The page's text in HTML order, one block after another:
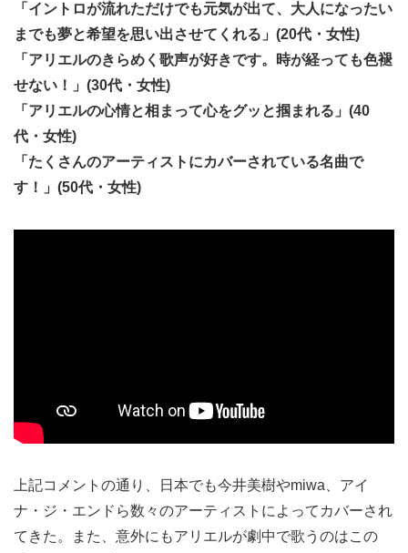
「イントロが流れただけでも元気が出て、大人になったい
までも夢と希望を思い出させてくれる」(20代・女性)
「アリエルのきらめく歌声が好きです。時が経っても色褪
せない！」(30代・女性)
「アリエルの心情と相まって心をグッと掴まれる」(40
代・女性)
「たくさんのアーティストにカバーされている名曲で
す！」(50代・女性)
上記コメントの通り、日本でも今井美樹やmiwa、アイ
ナ・ジ・エンドら数々のアーティストによってカバーされ
てきた。また、意外にもアリエルが劇中で歌うのはこの